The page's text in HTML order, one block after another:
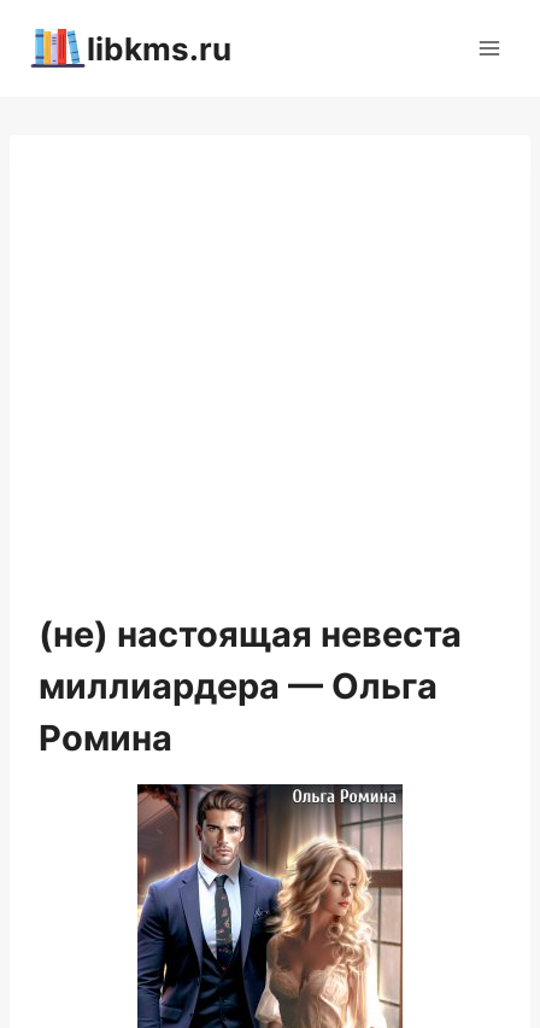
libkms.ru
(не) настоящая невеста
миллиардера — Ольга
Ромина